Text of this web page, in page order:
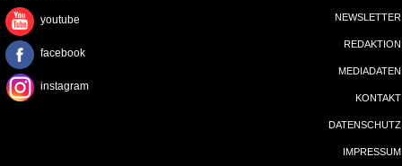
youtube
facebook
instagram
NEWSLETTER
REDAKTION
MEDIADATEN
KONTAKT
DATENSCHUTZ
IMPRESSUM